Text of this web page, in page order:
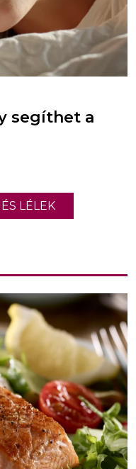
segíthet a
LÉLEK